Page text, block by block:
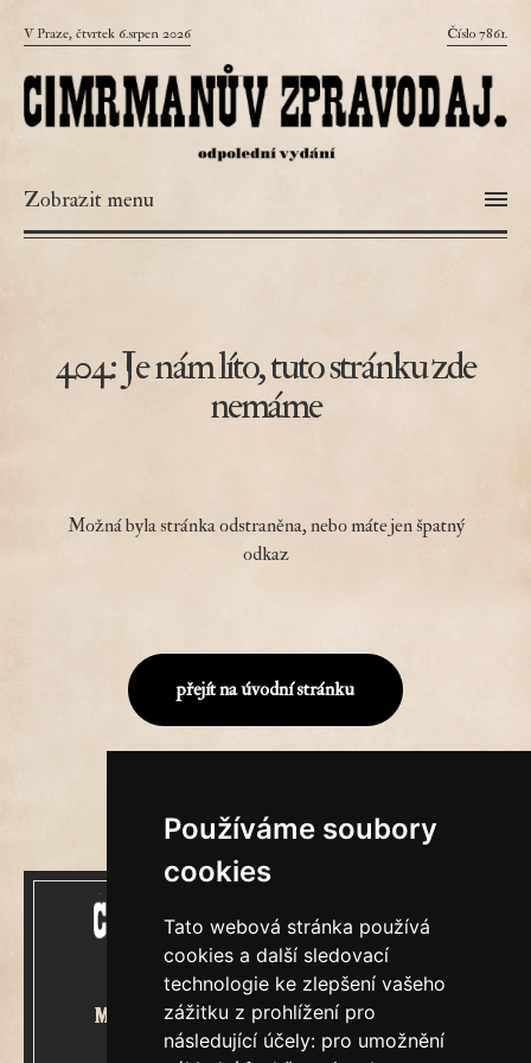
Používáme soubory
cookies
Tato webová stránka používá
cookies a další sledovací
technologie ke zlepšení vašeho
zážitku z prohlížení pro
následující účely: pro umožnění
V Praze, čtvrtek 6.srpen 2026 Číslo 7861.
Zobrazit menu
404: Je nám líto, tuto stránku zde
nemáme
Možná byla stránka odstraněna, nebo máte jen špatný
odkaz
přejít na úvodní stránku
Mecenášem Cimrmanova Zpravodaje
je společnost